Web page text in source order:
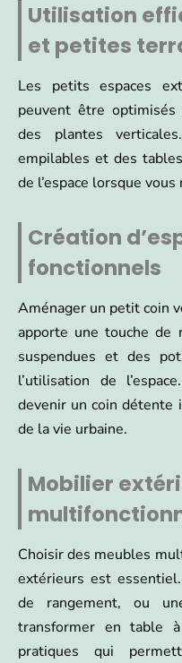
Utilisation
et petites
Les petits espaces
peuvent être
des plantes
empilables et des
de l’espace lorsque vous
Création
fonctionnels
Aménager un petit coin
apporte une touche de
suspendues et des
l’utilisation de
devenir un coin détente
de la vie urbaine.
Mobilier
Choisir des meubles
extérieurs est
de rangement, ou
transformer en table
pratiques qui